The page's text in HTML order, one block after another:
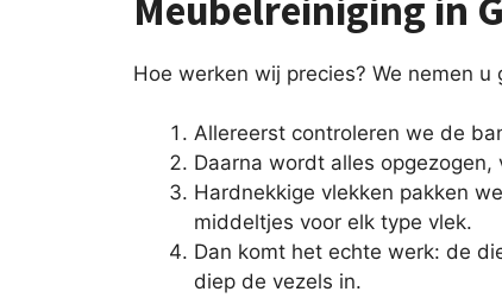
Hoe werken wij precies? We nemen
Allereerst controleren we de
Daarna wordt alles
Hardnekkige vlekken pakken
middeltjes voor elk type vlek.
Dan komt het echte werk: de
diep de vezels in.